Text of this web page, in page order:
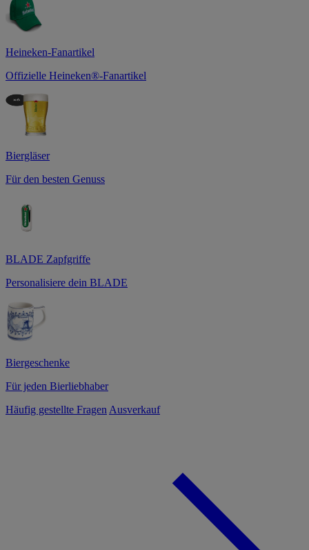
Heineken-Fanartikel
Offizielle Heineken®-Fanartikel
Biergläser
Für den besten Genuss
BLADE Zapfgriffe
Personalisiere dein BLADE
Biergeschenke
Für jeden Bierliebhaber
Häufig gestellte Fragen Ausverkauf